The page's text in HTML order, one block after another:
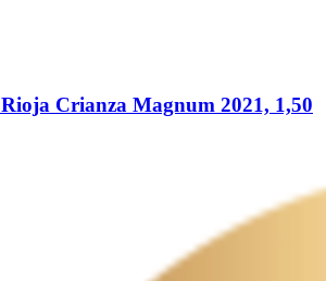
Rioja Crianza Magnum 2021, 1,50